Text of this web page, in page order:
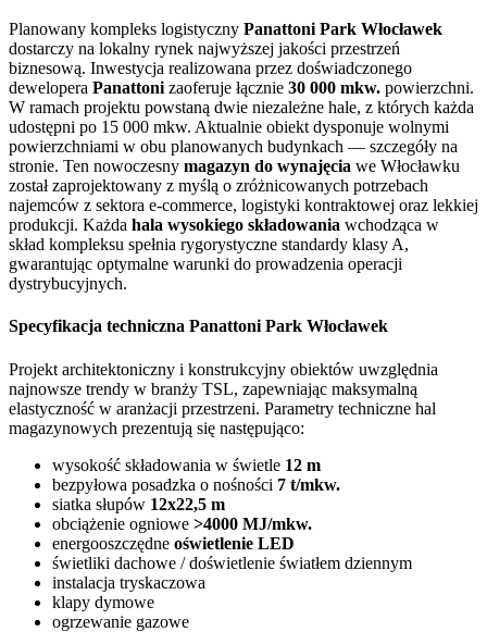
Planowany kompleks logistyczny Panattoni Park Włocławek
dostarczy na lokalny rynek najwyższej jakości przestrzeń
biznesową. Inwestycja realizowana przez doświadczonego
dewelopera Panattoni zaoferuje łącznie 30 000 mkw. powierzchni.
W ramach projektu powstaną dwie niezależne hale, z których każda
udostępni po 15 000 mkw. Aktualnie obiekt dysponuje wolnymi
powierzchniami w obu planowanych budynkach — szczegóły na
stronie. Ten nowoczesny magazyn do wynajęcia we Włocławku
został zaprojektowany z myślą o zróżnicowanych potrzebach
najemców z sektora e-commerce, logistyki kontraktowej oraz lekkiej
produkcji. Każda hala wysokiego składowania wchodząca w
skład kompleksu spełnia rygorystyczne standardy klasy A,
gwarantując optymalne warunki do prowadzenia operacji
dystrybucyjnych.
Specyfikacja techniczna Panattoni Park Włocławek
Projekt architektoniczny i konstrukcyjny obiektów uwzględnia
najnowsze trendy w branży TSL, zapewniając maksymalną
elastyczność w aranżacji przestrzeni. Parametry techniczne hal
magazynowych prezentują się następująco:
wysokość składowania w świetle 12 m
bezpyłowa posadzka o nośności 7 t/mkw.
siatka słupów 12x22,5 m
obciążenie ogniowe >4000 MJ/mkw.
energooszczędne oświetlenie LED
świetliki dachowe / doświetlenie światłem dziennym
instalacja tryskaczowa
klapy dymowe
ogrzewanie gazowe